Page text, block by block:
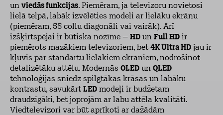
un viedās funkcijas. Piemēram, ja televizoru novietosi
lielā telpā, labāk izvēlēties modeli ar lielāku ekrānu
(piemēram, 55 collu diagonāli vai vairāk). Arī
izšķirtspējai ir būtiska nozīme – HD un Full HD ir
piemērots mazākiem televizoriem, bet 4K Ultra HD jau ir
kļuvis par standartu lielākiem ekrāniem, nodrošinot
detalizētāku attēlu. Modernās OLED un QLED
tehnoloģijas sniedz spilgtākas krāsas un labāku
kontrastu, savukārt LED modeļi ir budžetam
draudzīgāki, bet joprojām ar labu attēla kvalitāti.
Viedtelevizori var būt aprīkoti ar dažādām